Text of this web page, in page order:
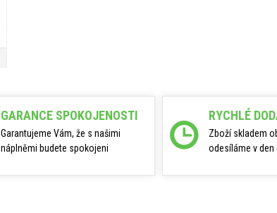
GARANCE SPOKOJENOSTI
Garantujeme Vám, že s našimi
náplněmi budete spokojeni
RYCHLÉ
Zboží skladem
odesíláme v den